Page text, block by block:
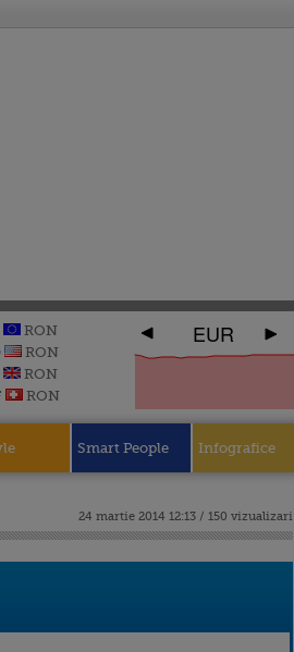
RON
RON
RON
RON
EUR
Smart People Infografice
24 martie 2014 12:13 / 150 vizualizari